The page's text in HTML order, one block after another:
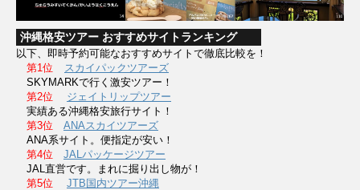
沖縄格安ツアー おすすめサイトランキング
以下、即時予約可能なおすすめサイトで徹底比較を！
第1位
スカイパックツアーズ
SKYMARKで行く激安ツアー！
第2位
ジェイトリップツアー
実績ある沖縄格安旅行サイト！
第3位
ANAスカイツアーズ
ANA系サイト。便指定が安い！
第4位
JALパッケージツアー
JAL直営です。まれに掘り出し物が！
第5位
JTB国内ツアー沖縄